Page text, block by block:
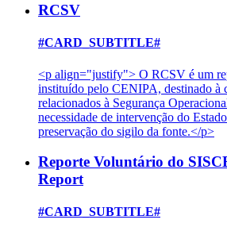
RCSV
#CARD_SUBTITLE#
<p align="justify"> O RCSV é um
instituído pelo CENIPA, destinado à
relacionados à Segurança
necessidade de intervenção do
preservação do sigilo da fonte.</p>
Reporte Voluntário do
Report
#CARD_SUBTITLE#